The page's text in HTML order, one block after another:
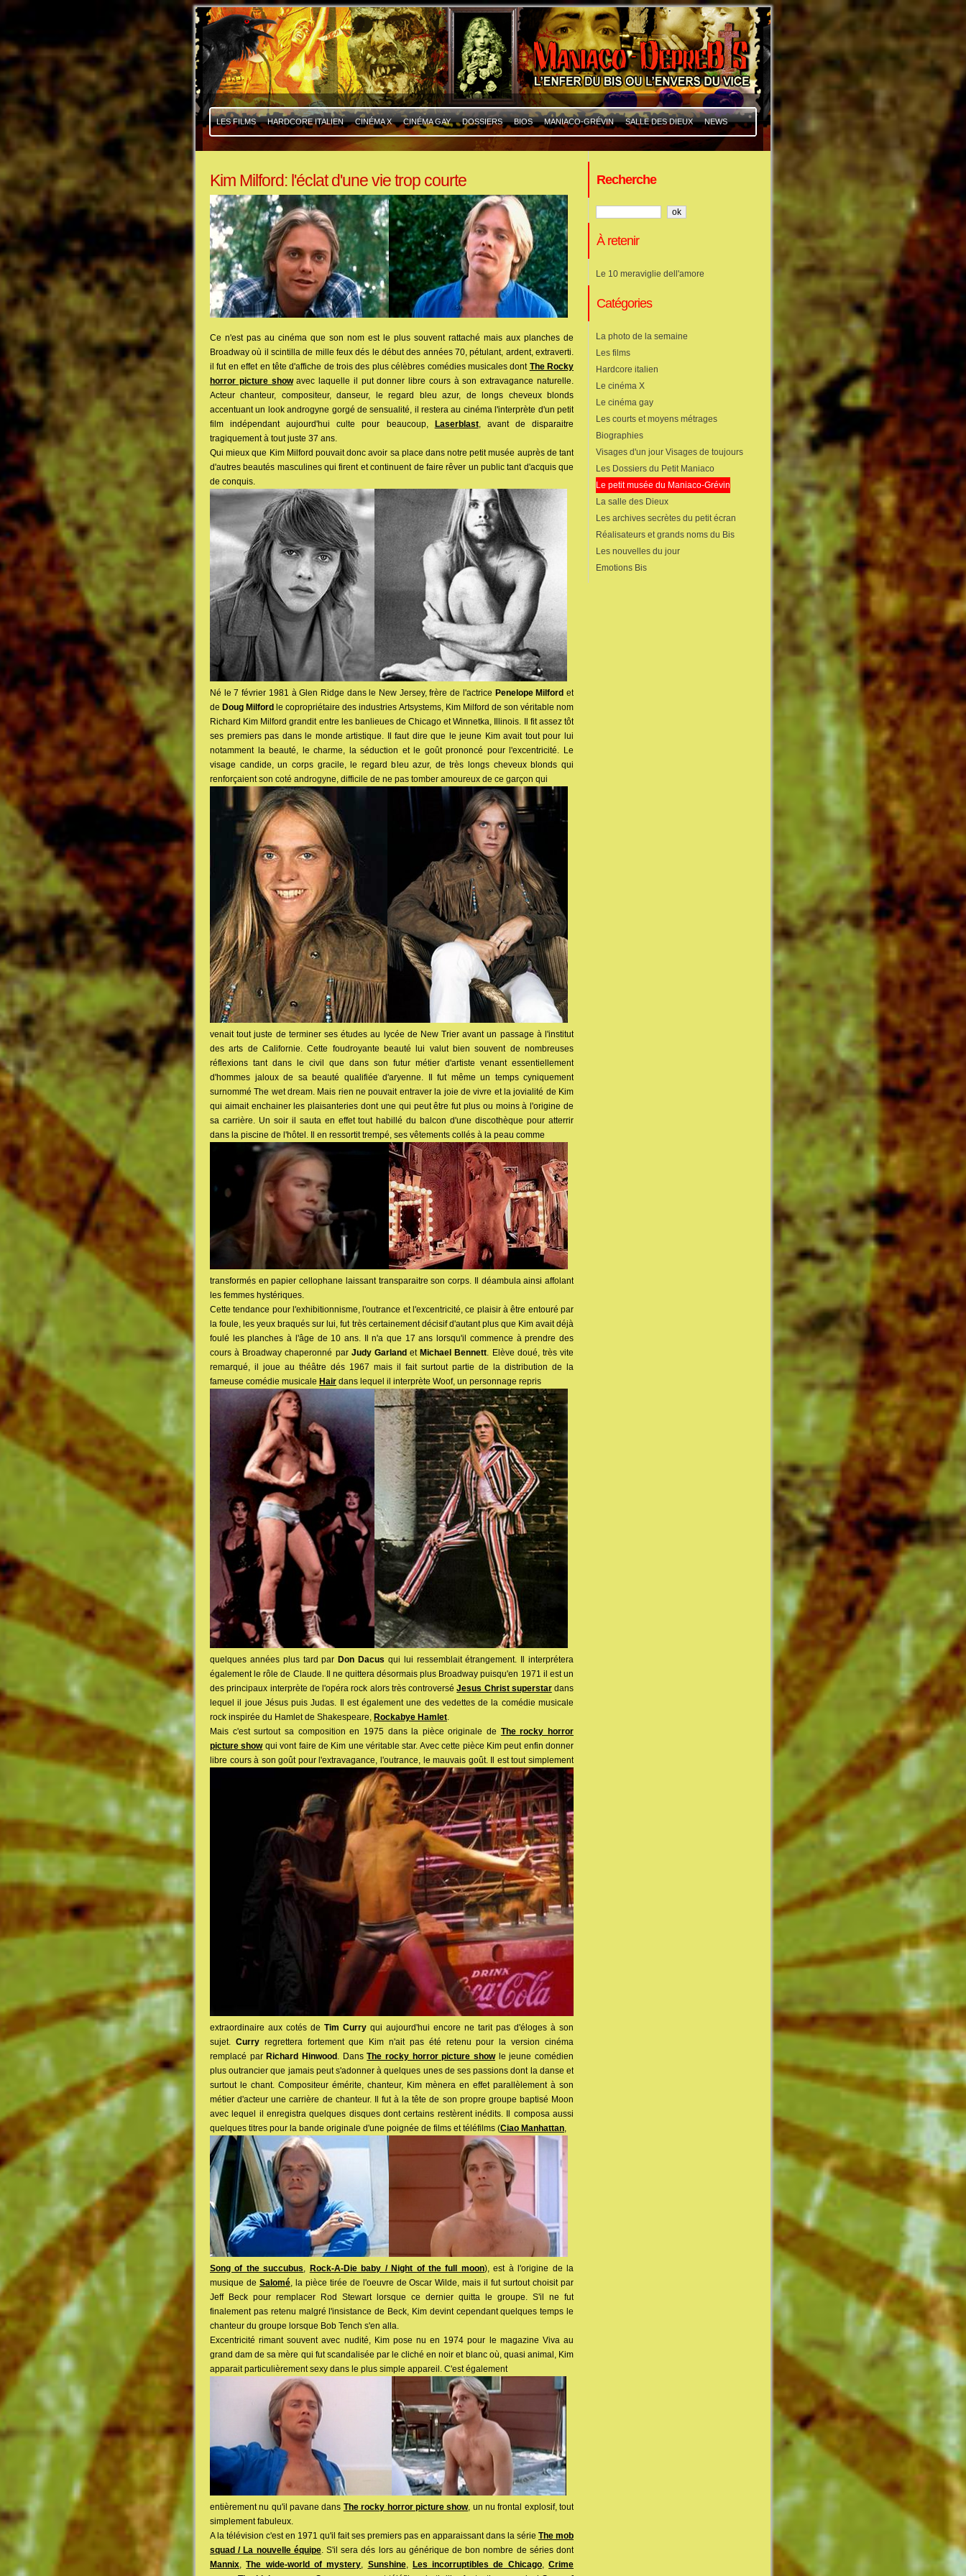
LES FILMS HARDCORE ITALIEN CINÉMA X CINÉMA GAY DOSSIERS BIOS MANIACO-GRÉVIN SALLE DES DIEUX NEWS
Kim Milford: l'éclat d'une vie trop courte
Ce n'est pas au cinéma que son nom est le plus souvent rattaché mais aux planches de
Broadway où il scintilla de mille feux dés le début des années 70, pétulant, ardent, extraverti.
il fut en effet en tête d'affiche de trois des plus célèbres comédies musicales dont The Rocky
horror picture showavec laquelle il put donner libre cours à son extravagance naturelle.
Acteur chanteur, compositeur, danseur, le regard bleu azur, de longs cheveux blonds
accentuant un look androgyne gorgé de sensualité, il restera au cinéma l'interprète d'un petit
film indépendant aujourd'hui culte pour beaucoup,
Laserblast, avant de disparaitre
tragiquement à tout juste 37 ans.
Qui mieux que Kim Milford pouvait donc avoir sa place dans notre petit musée auprès de tant
d'autres beautés masculines qui firent et continuent de faire rêver un public tant d'acquis que
de conquis.
Né le 7 février 1981 à Glen Ridge dans le New Jersey, frère de l'actrice Penelope Milford et
de Doug Milford le copropriétaire des industries Artsystems, Kim Milford de son véritable nom
Richard Kim Milford grandit entre les banlieues de Chicago et Winnetka, Illinois. Il fit assez tôt
ses premiers pas dans le monde artistique. Il faut dire que le jeune Kim avait tout pour lui
notamment la beauté, le charme, la séduction et le goût prononcé pour l'excentricité. Le
visage candide, un corps gracile, le regard bleu azur, de très longs cheveux blonds qui
renforçaient son coté androgyne, difficile de ne pas tomber amoureux de ce garçon qui
venait tout juste de terminer ses études au lycée de New Trier avant un passage à l'institut
des arts de Californie. Cette foudroyante beauté lui valut bien souvent de nombreuses
réflexions tant dans le civil que dans son futur métier d'artiste venant essentiellement
d'hommes jaloux de sa beauté qualifiée d'aryenne. Il fut même un temps cyniquement
surnommé The wet dream. Mais rien ne pouvait entraver la joie de vivre et la jovialité de Kim
qui aimait enchainer les plaisanteries dont une qui peut être fut plus ou moins à l'origine de
sa carrière. Un soir il sauta en effet tout habillé du balcon d'une discothèque pour atterrir
dans la piscine de l'hôtel. Il en ressortit trempé, ses vêtements collés à la peau comme
transformés en papier cellophane laissant transparaitre son corps. Il déambula ainsi affolant
les femmes hystériques.
Cette tendance pour l'exhibitionnisme, l'outrance et l'excentricité, ce plaisir à être entouré par
la foule, les yeux braqués sur lui, fut très certainement décisif d'autant plus que Kim avait déjà
foulé les planches à l'âge de 10 ans. Il n'a que 17 ans lorsqu'il commence à prendre des
cours à Broadway chaperonné par Judy Garland et Michael Bennett. Elève doué, très vite
remarqué, il joue au théâtre dés 1967 mais il fait surtout partie de la distribution de la
fameuse comédie musicale Hair dans lequel il interprète Woof, un personnage repris
quelques années plus tard par Don Dacus qui lui ressemblait étrangement. Il interprétera
également le rôle de Claude. Il ne quittera désormais plus Broadway puisqu'en 1971 il est un
des principaux interprète de l'opéra rock alors très controverséJesus Christ superstardans
lequel il joue Jésus puis Judas. Il est également une des vedettes de la comédie musicale
rock inspirée du Hamlet de Shakespeare, Rockabye Hamlet.
Mais c'est surtout sa composition en 1975 dans la pièce originale de The rocky horror
picture showqui vont faire de Kim une véritable star. Avec cette pièce Kim peut enfin donner
libre cours à son goût pour l'extravagance, l'outrance, le mauvais goût. Il est tout simplement
extraordinaire aux cotés de Tim Curry qui aujourd'hui encore ne tarit pas d'éloges à son
sujet. Curryregrettera fortement que Kim n'ait pas été retenu pour la version cinéma
remplacé parRichard Hinwood . DansThe rocky horror picture showle jeune comédien
plus outrancier que jamais peut s'adonner à quelques unes de ses passions dont la danse et
surtout le chant. Compositeur émérite, chanteur, Kim mènera en effet parallèlement à son
métier d'acteur une carrière de chanteur. Il fut à la tête de son propre groupe baptisé Moon
avec lequel il enregistra quelques disques dont certains restèrent inédits. Il composa aussi
quelques titres pour la bande originale d'une poignée de films et téléfilms (Ciao Manhattan
Song of the succubus Rock-A-Die baby / Night of the full moon), est à l'origine de la
musique de Salomé, la pièce tirée de l'oeuvre de Oscar Wilde, mais il fut surtout choisit par
Jeff Beck pour remplacer Rod Stewart lorsque ce dernier quitta le groupe. S'il ne fut
finalement pas retenu malgré l'insistance de Beck, Kim devint cependant quelques temps le
chanteur du groupe lorsque Bob Tench s'en alla.
Excentricité rimant souvent avec nudité, Kim pose nu en 1974 pour le magazine Viva au
grand dam de sa mère qui fut scandalisée par le cliché en noir et blanc où, quasi animal, Kim
apparait particulièrement sexy dans le plus simple appareil. C'est également
entièrement nu qu'il pavane dans The rocky horror picture show, un nu frontal explosif, tout
simplement fabuleux.
A la télévision c'est en 1971 qu'il fait ses premiers pas en apparaissant dans la série The mob
squad / La nouvelle équipe. S'il sera dés lors au générique de bon nombre de séries dont
Mannix ,The wide-world of mystery Sunshine, Les incorruptibles de Chicago,Crime
Recherche
À retenir
Le 10 meraviglie dell'amore
Catégories
La photo de la semaine
Les films
Hardcore italien
Le cinéma X
Le cinéma gay
Les courts et moyens métrages
Biographies
Visages d'un jour Visages de toujours
Les Dossiers du Petit Maniaco
Le petit musée du Maniaco-Grévin
La salle des Dieux
Les archives secrètes du petit écran
Réalisateurs et grands noms du Bis
Les nouvelles du jour
Emotions Bis